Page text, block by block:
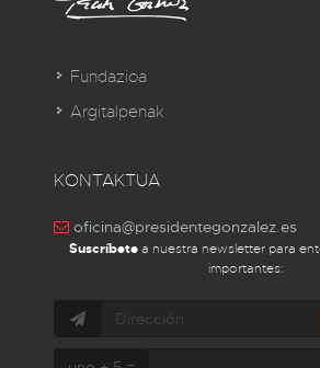
Fundazioa
Argitalpenak
KONTAKTUA
oficina@presidentegonzalez.es
Suscríbetea nuestra newsletter para
importantes: